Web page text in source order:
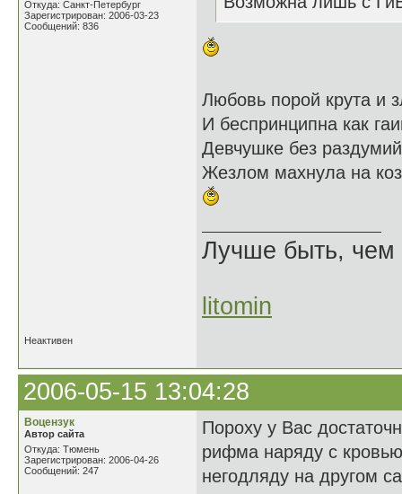
Откуда: Санкт-Петербург
Зарегистрирован: 2006-03-23
Сообщений: 836
Любовь порой крута и
И беспринципна как
Девчушке без
Жезлом махнула на
Лучше быть, чем
litomin
Неактивен
2006-05-15 13:04:28
Воцензук
Автор сайта
Откуда: Тюмень
Зарегистрирован: 2006-04-26
Сообщений: 247
Пороху у Вас
рифма наряду с
негодляду на другом